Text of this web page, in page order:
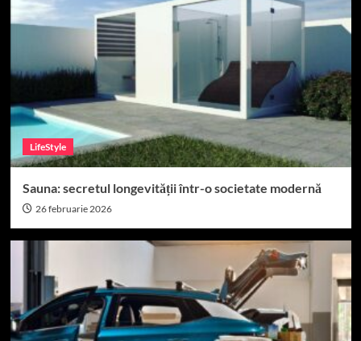
LifeStyle
Sauna: secretul longevității într-o societate modernă
26 februarie 2026